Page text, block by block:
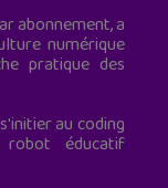
abonnement, a
numérique
pratique des
au coding
éducatif